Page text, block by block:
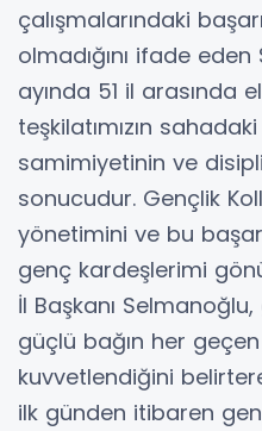
çalışmalarındaki
olmadığını ifade
ayında 51 il arasında
teşkilatımızın
samimiyetinin ve
sonucudur. Gençlik
yönetimini ve bu
genç kardeşlerimi
İl Başkanı
güçlü bağın her
kuvvetlendiğini
ilk günden itibaren